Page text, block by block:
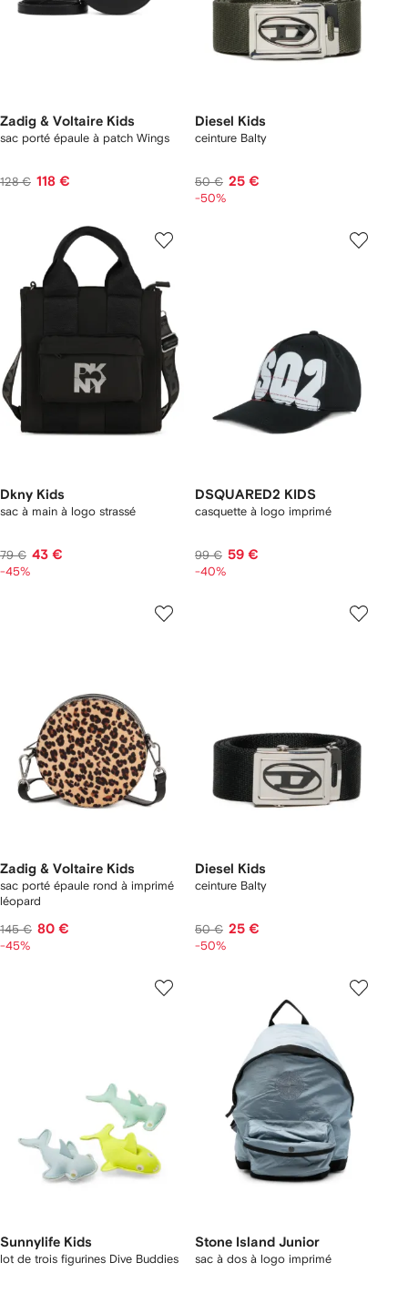
Zadig & Voltaire Kids
sac porté épaule à patch Wings
128 € 118 €
Diesel Kids
ceinture Balty
50 € 25 €
-50%
Dkny Kids
sac à main à logo strassé
79 € 43 €
-45%
DSQUARED2 KIDS
casquette à logo imprimé
99 € 59 €
-40%
Zadig & Voltaire Kids
sac porté épaule rond à imprimé
léopard
145 € 80 €
-45%
Diesel Kids
ceinture Balty
50 € 25 €
-50%
Sunnylife Kids
lot de trois figurines Dive Buddies
Stone Island Junior
sac à dos à logo imprimé